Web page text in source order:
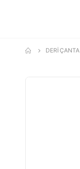
DERİ ÇANTA